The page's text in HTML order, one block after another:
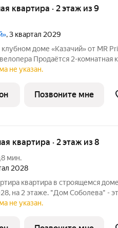
квартира · 2 этаж из 9
, 3 квартал 2029
доме «Казачий» от MR
Продаётся 2-комнатная
из 9. «Казачий» новый клубный
не указан.
Позвоните мне
квартира · 2 этаж из 8
8 мин.
2028
квартира в строящемся
на 2 этаже. "Дом Соболева" -
класса deluxe, расположенный
не указан.